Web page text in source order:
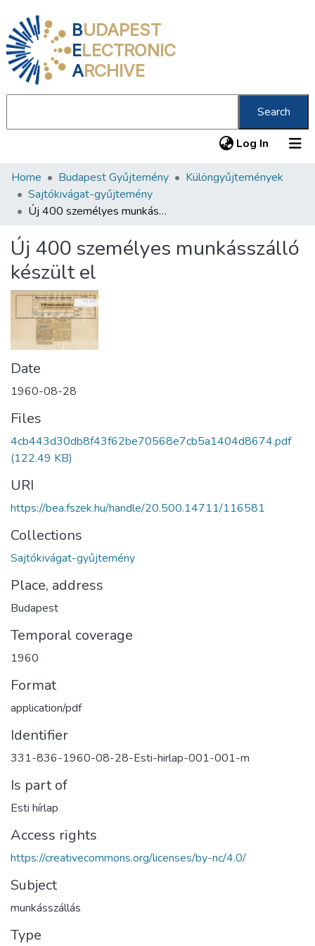
BUDAPEST
ELECTRONIC
ARCHIVE
Search
Log In (current)
Communities & Collections
All of DSpace
Statistics
About us
Home Budapest Gyűjtemény
Különgyűjtemények
Sajtókivágat-gyűjtemény
Új 400 személyes munkásszálló készült el
Új 400 személyes munkásszálló
készült el
Date
1960-08-28
Files
4cb443d30db8f43f62be70568e7cb5a1404d8674.pdf
(122.49 KB)
URI
https://bea.fszek.hu/handle/20.500.14711/116581
Collections
Sajtókivágat-gyűjtemény
Place, address
Budapest
Temporal coverage
1960
Format
application/pdf
Identifier
331-836-1960-08-28-Esti-hirlap-001-001-m
Is part of
Esti hírlap
Access rights
https://creativecommons.org/licenses/by-nc/4.0/
Subject
munkásszállás
Type